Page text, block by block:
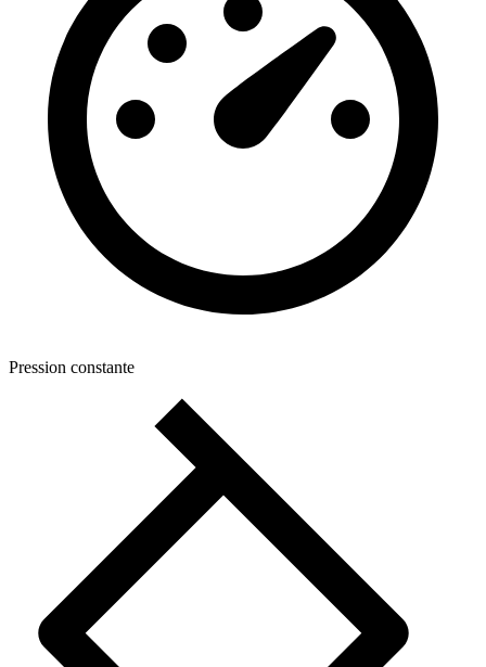
Pression constante